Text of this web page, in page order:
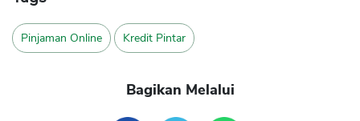
Pinjaman Online Kredit Pintar
Bagikan Melalui